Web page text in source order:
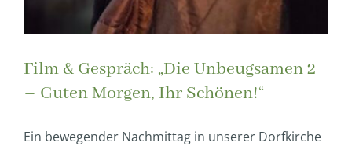
Film & Gespräch: „Die Unbeugsamen 2
– Guten Morgen, Ihr Schönen!“
Ein bewegender Nachmittag in unserer Dorfkirche